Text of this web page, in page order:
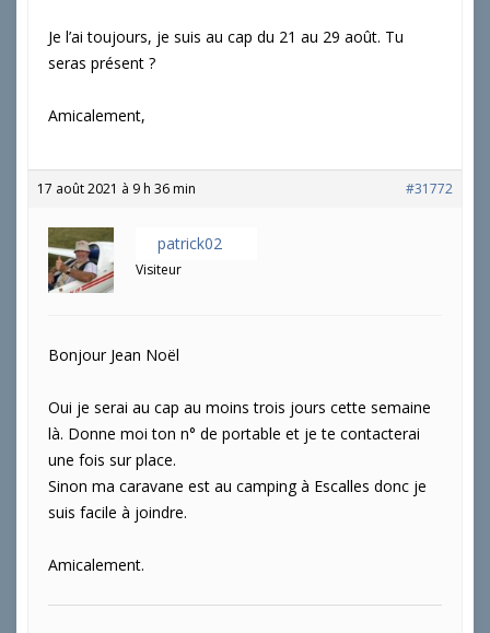
Je l’ai toujours, je suis au cap du 21 au 29 août. Tu
seras présent ?
Amicalement,
17 août 2021 à 9 h 36 min #31772
patrick02
Visiteur
Bonjour Jean Noël
Oui je serai au cap au moins trois jours cette semaine
là. Donne moi ton n° de portable et je te contacterai
une fois sur place.
Sinon ma caravane est au camping à Escalles donc je
suis facile à joindre.
Amicalement.